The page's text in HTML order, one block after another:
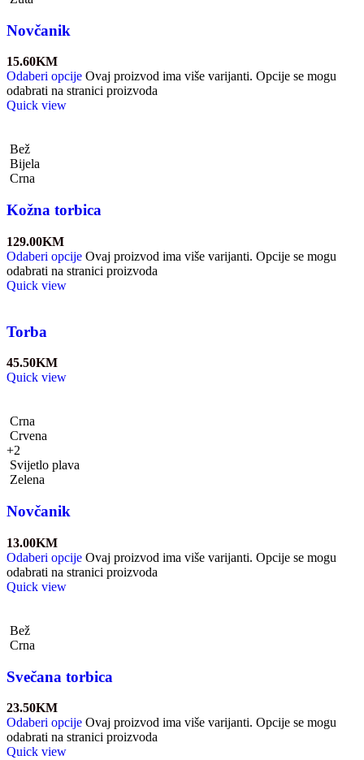
Novčanik
15.60KM
Odaberi opcije Ovaj proizvod ima više varijanti. Opcije se mogu
odabrati na stranici proizvoda
Quick view
Bež
Bijela
Crna
Kožna torbica
129.00KM
Odaberi opcije Ovaj proizvod ima više varijanti. Opcije se mogu
odabrati na stranici proizvoda
Quick view
Torba
45.50KM
Quick view
Crna
Crvena
+2
Svijetlo plava
Zelena
Novčanik
13.00KM
Odaberi opcije Ovaj proizvod ima više varijanti. Opcije se mogu
odabrati na stranici proizvoda
Quick view
Bež
Crna
Svečana torbica
23.50KM
Odaberi opcije Ovaj proizvod ima više varijanti. Opcije se mogu
odabrati na stranici proizvoda
Quick view